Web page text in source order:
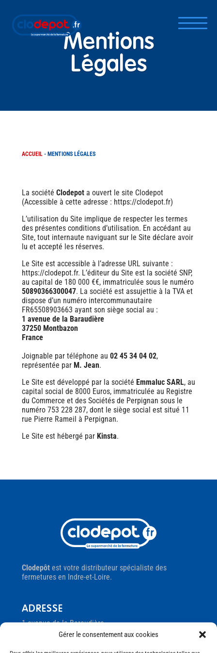
Gérer le consentement aux cookies
Mentions
Légales
ACCUEIL- MENTIONS LÉGALES
La société Clodepota ouvert le site Clodepot
(Accessible à cette adresse : https://clodepot.fr)
L’utilisation du Site implique de respecter les termes
des présentes conditions d’utilisation. En accédant au
Site, tout internaute naviguant sur le Site déclare avoir
lu et accepté les réserves.
Le Site est accessible à l’adresse URL suivante :
https://clodepot.fr. L’éditeur du Site est la société SNP,
au capital de 180 000 €€, immatriculée sous le numéro
50890366300047. La société est assujettie à la TVA et
dispose d’un numéro intercommunautaire
FR65508903663 ayant son siège social au :
1 avenue de la Baraudière
37250 Montbazon
France
Joignable par téléphone au 02 45 34 04 02,
représentée par M. Jean.
Le Site est développé par la société Emmaluc SARL, au
capital social de 8000 Euros, immatriculée au Registre
du Commerce et des Sociétés de Perpignan sous le
numéro 753 228 287, dont le siège social est situé 11
rue Pierre Rameil à Perpignan.
Le Site est hébergé par Kinsta.
Clodepôtest votre distributeur spécialiste des
fermetures en Indre-et-Loire.
ADRESSE
1 avenue de la Baraudière
37250 Montbazon